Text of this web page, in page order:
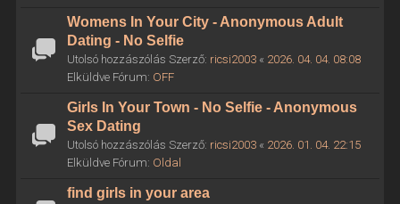
Womens In Your City - Anonymous Adult
Dating - No Selfie
Utolsó hozzászólás Szerző: ricsi2003« 2026. 04. 04. 08:08
Elküldve Fórum: OFF
Girls In Your Town - No Selfie - Anonymous
Sex Dating
Utolsó hozzászólás Szerző: ricsi2003« 2026. 01. 04. 22:15
Elküldve Fórum: Oldal
find girls in your area